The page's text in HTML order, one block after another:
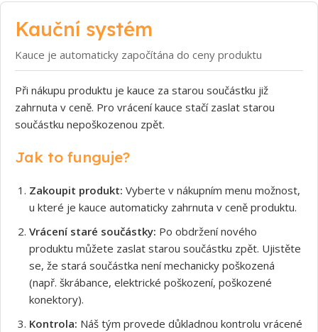
Kauční systém
Kauce je automaticky započítána do ceny produktu
Při nákupu produktu je kauce za starou součástku již
zahrnuta v ceně. Pro vrácení kauce stačí zaslat starou
součástku nepoškozenou zpět.
Jak to funguje?
Zakoupit produkt: Vyberte v nákupním menu možnost,
u které je kauce automaticky zahrnuta v ceně produktu.
Vrácení staré součástky: Po obdržení nového
produktu můžete zaslat starou součástku zpět. Ujistěte
se, že stará součástka není mechanicky poškozená
(např. škrábance, elektrické poškození, poškozené
konektory).
Kontrola: Náš tým provede důkladnou kontrolu vrácené